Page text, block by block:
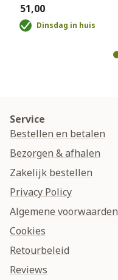
€51,00
Dinsdag in huis
Service
Bestellen en betalen
Bezorgen & afhalen
Zakelijk bestellen
Privacy Policy
Algemene voorwaarden
Cookies
Retourbeleid
Reviews